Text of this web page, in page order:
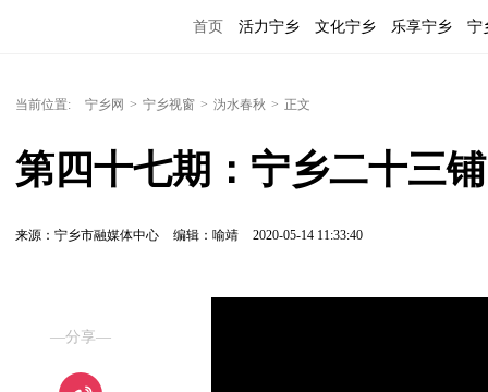
首页 活力宁乡 文化宁乡 乐享宁乡 宁
当前位置: 宁乡网 > 宁乡视窗 > 沩水春秋 > 正文
第四十七期：宁乡二十三
来源：宁乡市融媒体中心 编辑：喻靖 2020-05-14 11:33:40
—分享—